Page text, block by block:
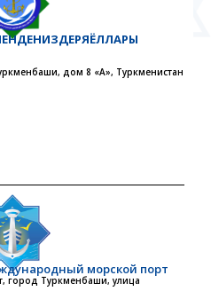
дом 8 «А», Туркменистан
морской порт
город Туркменбаши, улица